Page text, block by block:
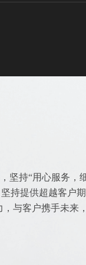
坚持“用心服务
持提供超越客户
与客户携手未来